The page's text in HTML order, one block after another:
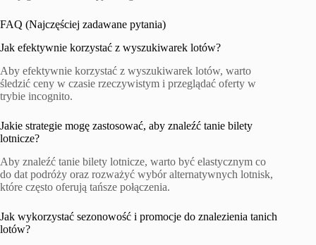
FAQ (Najczęściej zadawane pytania)
Jak efektywnie korzystać z wyszukiwarek lotów?
Aby efektywnie korzystać z wyszukiwarek lotów, warto
śledzić ceny w czasie rzeczywistym i przeglądać oferty w
trybie incognito.
Jakie strategie mogę zastosować, aby znaleźć tanie bilety
lotnicze?
Aby znaleźć tanie bilety lotnicze, warto być elastycznym co
do dat podróży oraz rozważyć wybór alternatywnych lotnisk,
które często oferują tańsze połączenia.
Jak wykorzystać sezonowość i promocje do znalezienia tanich
lotów?